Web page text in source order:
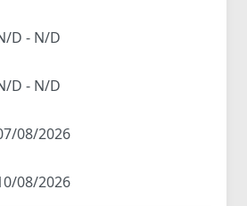
D - N/D
D - N/D
08/2026
08/2026